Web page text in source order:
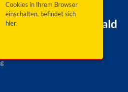
Cookies in Ihrem Browser
einschalten, befindet sich
hier. - Ab in den Wald
2027